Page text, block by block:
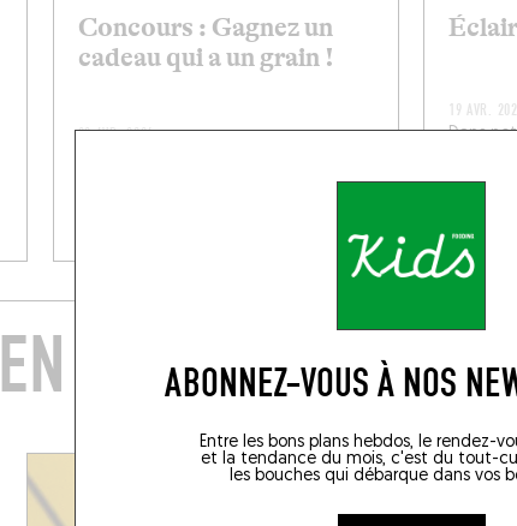
ABONNEZ-VOUS À NOS
Entre les bons plans hebdos, le rendez-
et la tendance du mois, c'est du tout-
les bouches qui débarque dans vos
Concours : Gagnez un
cadeau qui a un grain !
22 AVR. 2024
tombe bien : en prenant trois minutes
19 AVR.
Dans
moitié
LIRE LA
EN CE MOMENT